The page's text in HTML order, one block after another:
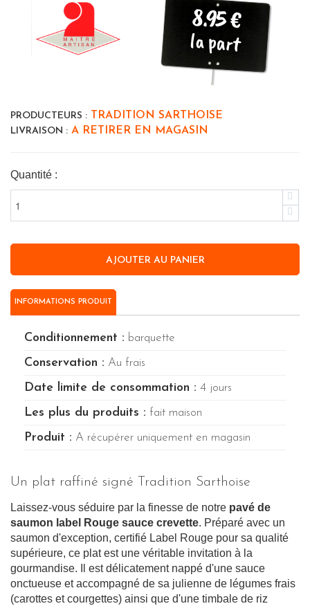
8.95 €
la part
PRODUCTEURS : TRADITION SARTHOISE
LIVRAISON : A RETIRER EN MAGASIN
Quantité :
INFORMATIONS PRODUIT
Conditionnement : barquette
Conservation : Au frais
Date limite de consommation : 4 jours
Les plus du produits : fait maison
Produit : A récupérer uniquement en magasin
Un plat raffiné signé Tradition Sarthoise
Laissez-vous séduire par la finesse de notre pavé de
saumon label Rouge sauce crevette. Préparé avec un
saumon d'exception, certifié Label Rouge pour sa qualité
supérieure, ce plat est une véritable invitation à la
gourmandise. Il est délicatement nappé d'une sauce
onctueuse et accompagné de sa julienne de légumes frais
(carottes et courgettes) ainsi que d'une timbale de riz